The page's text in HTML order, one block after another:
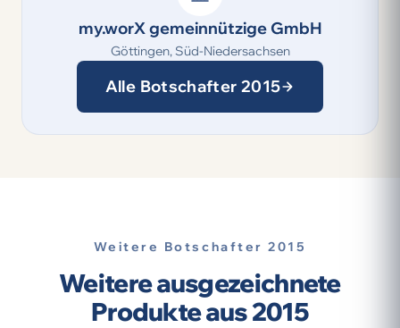
my.worX gemeinnützige GmbH
Göttingen, Süd-Niedersachsen
Alle Botschafter 2015
Weitere Botschafter 2015
Weitere ausgezeichnete
Produkte aus 2015